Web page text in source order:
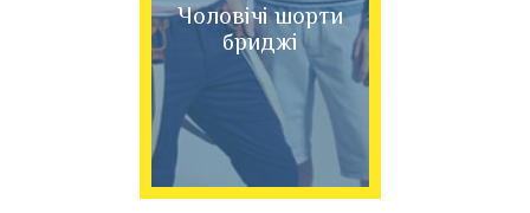
Чоловічі шорти
бриджі